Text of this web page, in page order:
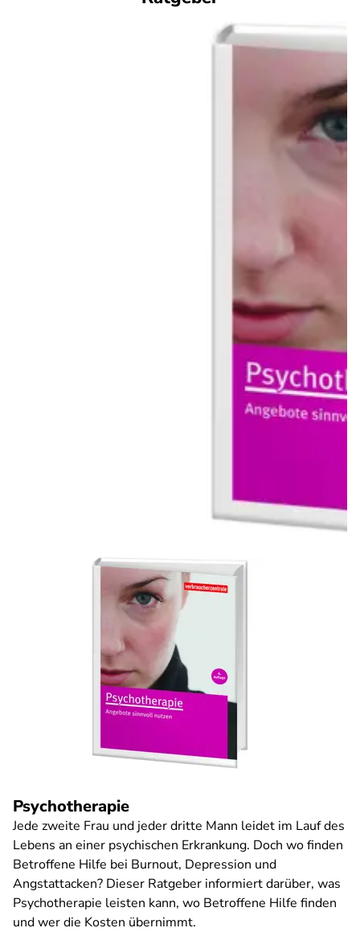
Psychotherapie
Jede zweite Frau und jeder dritte Mann leidet im Lauf des
Lebens an einer psychischen Erkrankung. Doch wo finden
Betroffene Hilfe bei Burnout, Depression und
Angstattacken? Dieser Ratgeber informiert darüber, was
Psychotherapie leisten kann, wo Betroffene Hilfe finden
und wer die Kosten übernimmt.